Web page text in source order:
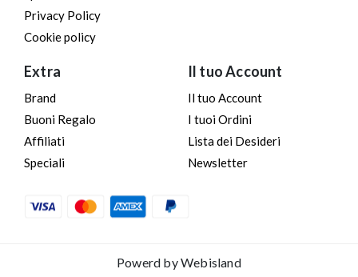
Privacy Policy
Cookie policy
Extra
Brand
Buoni Regalo
Affiliati
Speciali
Il tuo Account
Il tuo Account
I tuoi Ordini
Lista dei Desideri
Newsletter
Powerd byWebisland